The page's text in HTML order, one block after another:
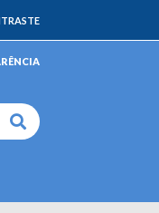
Buscar